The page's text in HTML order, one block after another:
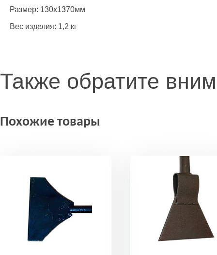
Размер: 130х1370мм
Вес изделия: 1,2 кг
Также обратите
Похожие товары